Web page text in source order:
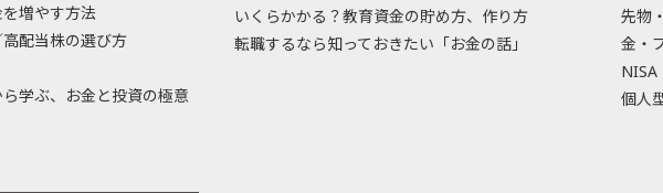
増やす方法
高配当株の選び方
学ぶ、お金と投資の極意
いくらかかる？教育資金の貯め方、作り方
転職するなら知っておきたい「お金の話」
先物
金・
NISA
個人